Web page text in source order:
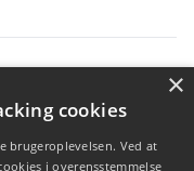
løsninger
×
cookies
brugeroplevelsen. Ved at
i overensstemmelse